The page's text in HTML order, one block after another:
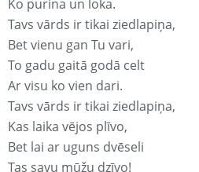
Ko purina un loka.
Tavs vārds ir tikai ziedlapiņa,
Bet vienu gan Tu vari,
To gadu gaitā godā celt
Ar visu ko vien dari.
Tavs vārds ir tikai ziedlapiņa,
Kas laika vējos plīvo,
Bet lai ar uguns dvēseli
Tas savu mūžu dzīvo!